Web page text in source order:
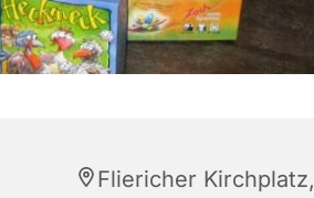
Fliericher Kirchplatz,